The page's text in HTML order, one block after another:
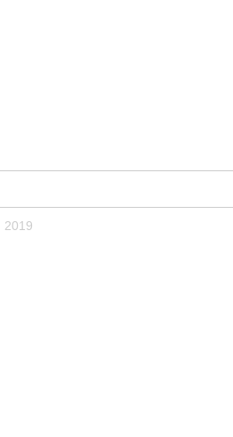
2019